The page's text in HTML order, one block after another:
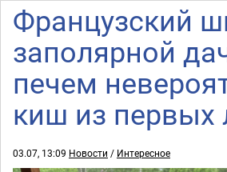
Французский
заполярной
печем
киш из первых
03.07, 13:09 Новости / Интересное